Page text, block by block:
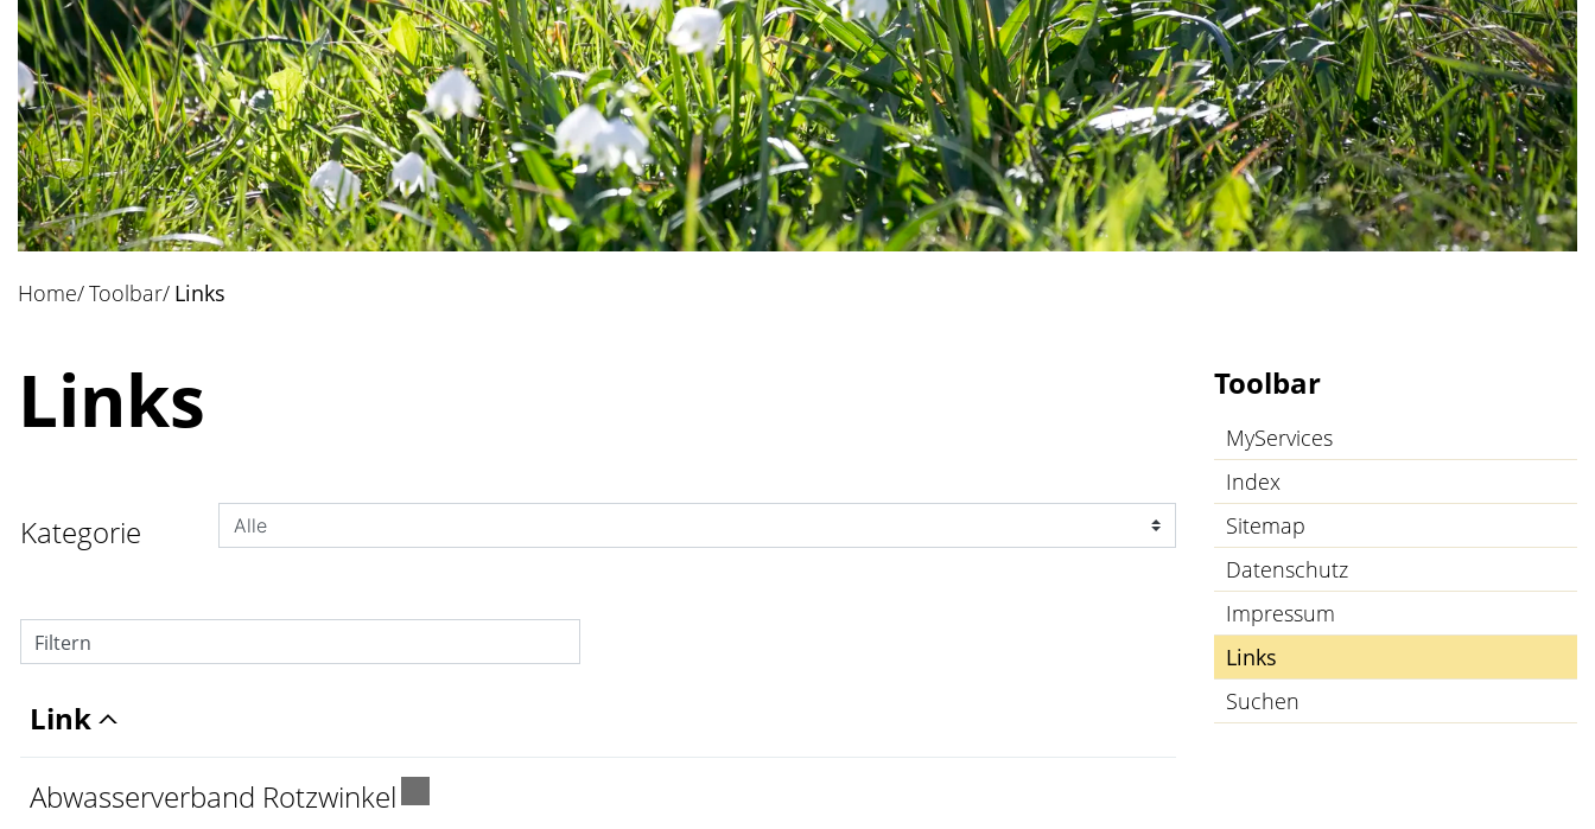
Home Toolbar Links
Links
Kategorie
Filtern
Link
Abwasserverband RotzwinkelExterner Link wird in einem neuen Fenster geöffnet.
Toolbar
MyServices
Index
Sitemap
Datenschutz
Impressum
Links
Suchen